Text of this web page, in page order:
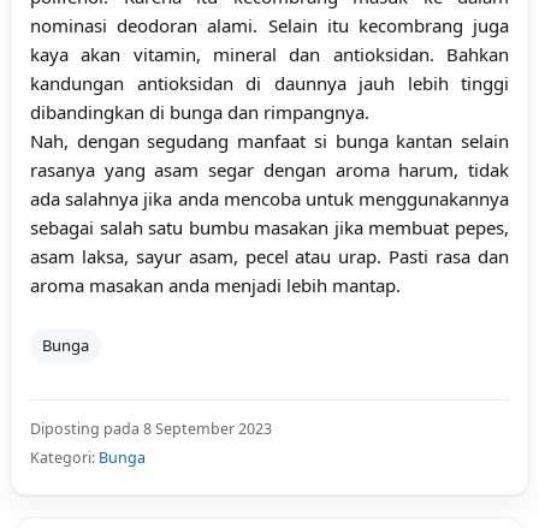
nominasi deodoran alami. Selain itu kecombrang juga
kaya akan vitamin, mineral dan antioksidan. Bahkan
kandungan antioksidan di daunnya jauh lebih tinggi
dibandingkan di bunga dan rimpangnya.
Nah, dengan segudang manfaat si bunga kantan selain
rasanya yang asam segar dengan aroma harum, tidak
ada salahnya jika anda mencoba untuk menggunakannya
sebagai salah satu bumbu masakan jika membuat pepes,
asam laksa, sayur asam, pecel atau urap. Pasti rasa dan
aroma masakan anda menjadi lebih mantap.
Bunga
Diposting pada 8 September 2023
Kategori: Bunga